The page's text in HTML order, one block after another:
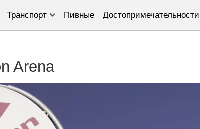
Транспорт Пивные Достопримечательности
Arena